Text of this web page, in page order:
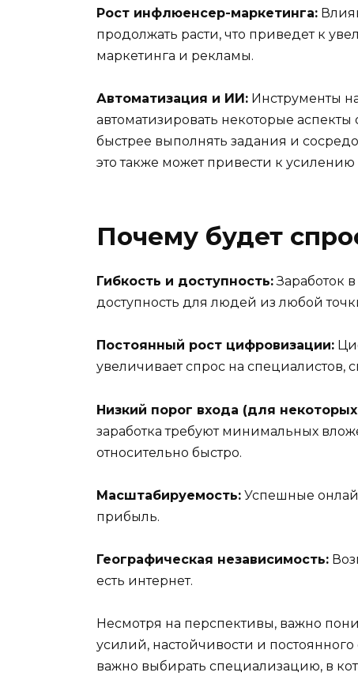
Рост инфлюенсер-маркетинга:
продолжать расти, что приведет к
маркетинга и рекламы.
Автоматизация и ИИ: Инструменты
автоматизировать некоторые
быстрее выполнять задания и
это также может привести к
Почему будет
Гибкость и доступность:Заработок
доступность для людей из любой
Постоянный рост цифровизации:
увеличивает спрос на специалистов,
Низкий порог входа (для
заработка требуют минимальных
относительно быстро.
Масштабируемость: Успешные
прибыль.
Географическая независимость:
есть интернет.
Несмотря на перспективы, важно
усилий, настойчивости и
важно выбирать специализацию, в